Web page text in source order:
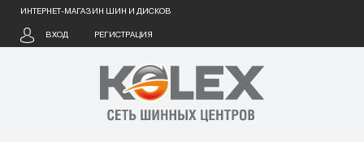
ИНТЕРНЕТ-МАГАЗИН ШИН И ДИСКОВ
ВХОД РЕГИСТРАЦИЯ